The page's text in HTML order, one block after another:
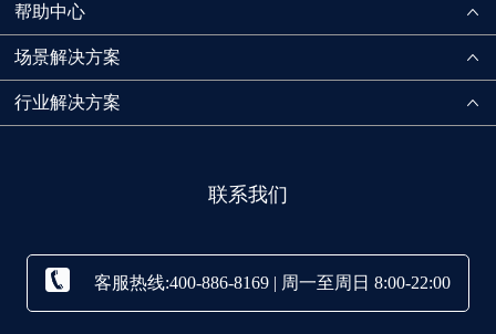
帮助中心
场景解决方案
行业解决方案
联系我们
客服热线:400-886-8169 | 周一至周日 8:00-22:00